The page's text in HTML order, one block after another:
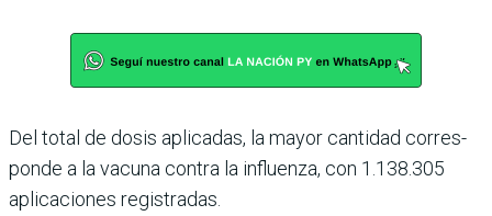
Del total de dosis aplicadas, la mayor cantidad corres­
ponde a la vacuna contra la influenza, con 1.138.305
apli­caciones registradas.